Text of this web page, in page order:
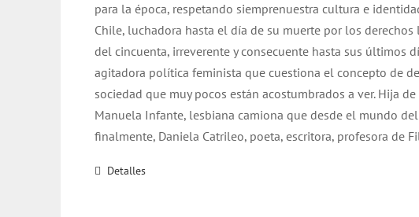
para la época, respetando siemprenuestra cultura e
Chile, luchadora hasta el día de su muerte por los
del cincuenta, irreverente y consecuente hasta sus últimos
agitadora política feminista que cuestiona el concepto de
sociedad que muy pocos están acostumbrados a ver. Hija
Manuela Infante, lesbiana camiona que desde el mundo
finalmente, Daniela Catrileo, poeta, escritora, profesora de
Detalles